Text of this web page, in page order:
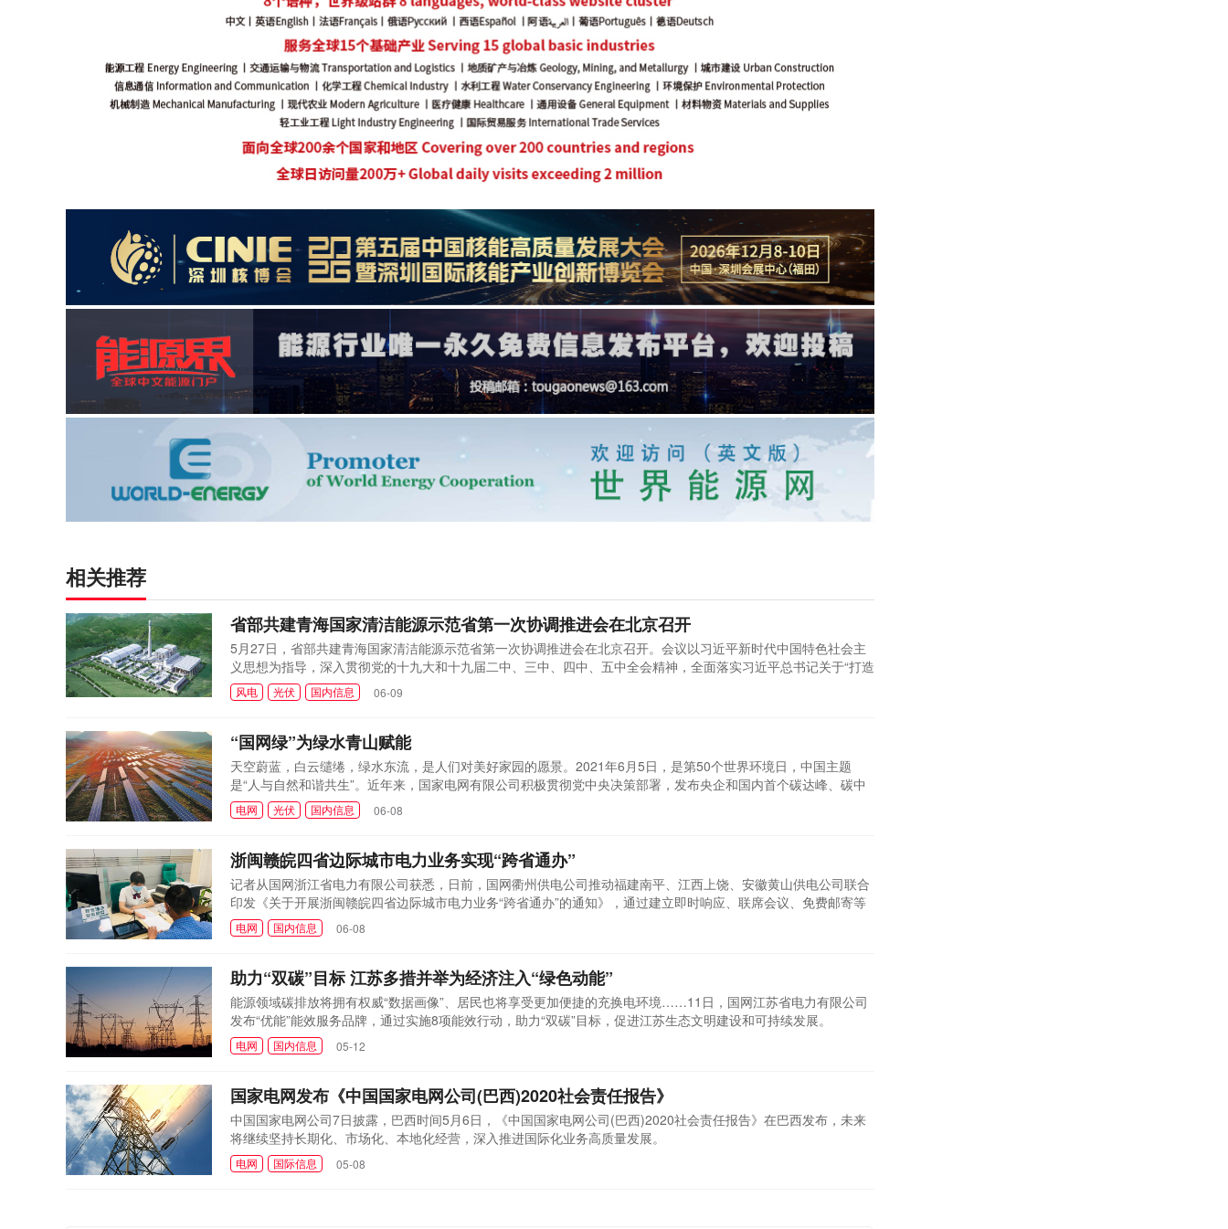
相关推荐
省部共建青海国家清洁能源示范省第一次协调推进会在北京召开
5月27日，省部共建青海国家清洁能源示范省第一次协调推进会在北京召开。会议以习近平新时代中国特色社会主
义思想为指导，深入贯彻党的十九大和十九届二中、三中、四中、五中全会精神，全面落实习近平总书记关于“打造
国家清洁能源产业高地”的重要指示，锚定碳达峰、碳中和目标任务，积极推动落实国家清洁能源产业高地行动方
案。
风电 光伏 国内信息 06-09
“国网绿”为绿水青山赋能
天空蔚蓝，白云缱绻，绿水东流，是人们对美好家园的愿景。2021年6月5日，是第50个世界环境日，中国主题
是“人与自然和谐共生”。近年来，国家电网有限公司积极贯彻党中央决策部署，发布央企和国内首个碳达峰、碳中
和行动方案，积极推动构建以新能源为主体的新型电力系统，全力消纳清洁能源，深入推进电能替代，大力开展节
能减排，实施全面环境管理，促进绿色低碳经济发展，奏响人与自然和谐共生的乐章。
电网 光伏 国内信息 06-08
浙闽赣皖四省边际城市电力业务实现“跨省通办”
记者从国网浙江省电力有限公司获悉，日前，国网衢州供电公司推动福建南平、江西上饶、安徽黄山供电公司联合
印发《关于开展浙闽赣皖四省边际城市电力业务“跨省通办”的通知》，通过建立即时响应、联席会议、免费邮寄等
机制，实现17项电力业务线上线下“异地办理、一次办成”，提升民众跨省办电的便利度，优化电力营商环境，实现
四地供电服务协同联动发展。
电网 国内信息 06-08
助力“双碳”目标 江苏多措并举为经济注入“绿色动能”
能源领域碳排放将拥有权威“数据画像”、居民也将享受更加便捷的充换电环境……11日，国网江苏省电力有限公司
发布“优能”能效服务品牌，通过实施8项能效行动，助力“双碳”目标，促进江苏生态文明建设和可持续发展。
电网 国内信息 05-12
国家电网发布《中国国家电网公司(巴西)2020社会责任报告》
中国国家电网公司7日披露，巴西时间5月6日，《中国国家电网公司(巴西)2020社会责任报告》在巴西发布，未来
将继续坚持长期化、市场化、本地化经营，深入推进国际化业务高质量发展。
电网 国际信息 05-08